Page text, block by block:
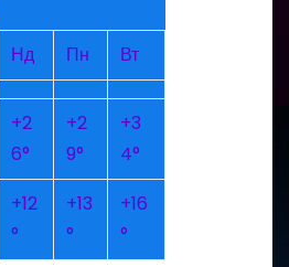
Нд Пн Вт
+2
6°
+2
9°
+3
4°
+12
°
+13
°
+16
°